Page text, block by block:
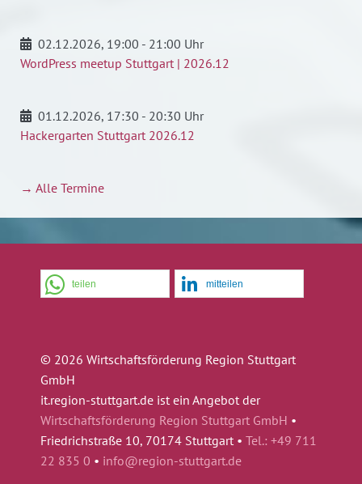
02.12.2026, 19:00 - 21:00 Uhr
WordPress meetup Stuttgart | 2026.12
01.12.2026, 17:30 - 20:30 Uhr
Hackergarten Stuttgart 2026.12
→ Alle Termine
teilen mitteilen
© 2026 Wirtschaftsförderung Region Stuttgart
GmbH
it.region-stuttgart.de ist ein Angebot der
Wirtschaftsförderung Region Stuttgart GmbH •
Friedrichstraße 10, 70174 Stuttgart • Tel.: +49 711
22 835 0 • info@region-stuttgart.de